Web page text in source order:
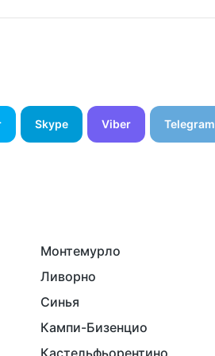
Skype Viber Telegram
Монтемурло
Ливорно
Синья
Кампи-Бизенцио
Кастельфьорентино